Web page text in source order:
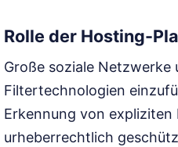
Rolle der Hosting-
Große soziale
Filtertechnologien
Erkennung von
urheberrechtlich